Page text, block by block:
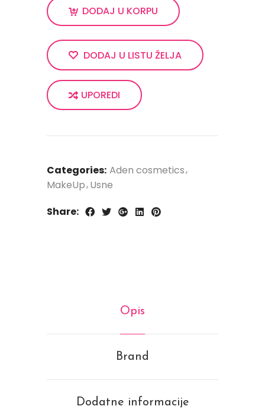
DODAJ U KORPU
DODAJ U LISTU ŽELJA
UPOREDI
Categories: Aden cosmetics
MakeUp Usne
Share:
Opis
Brand
Dodatne informacije